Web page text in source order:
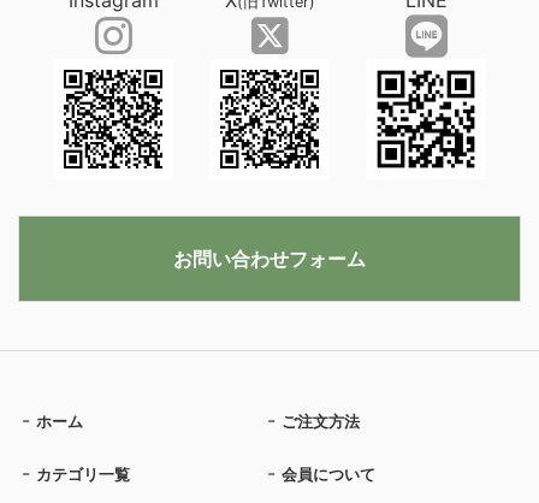
ホーム ご注文方法
カテゴリ一覧 会員について
お問い合わせフォーム